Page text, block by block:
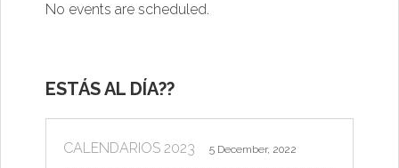
No events are scheduled.
ESTÁS AL DÍA??
CALENDARIOS 2023 5 December, 2022